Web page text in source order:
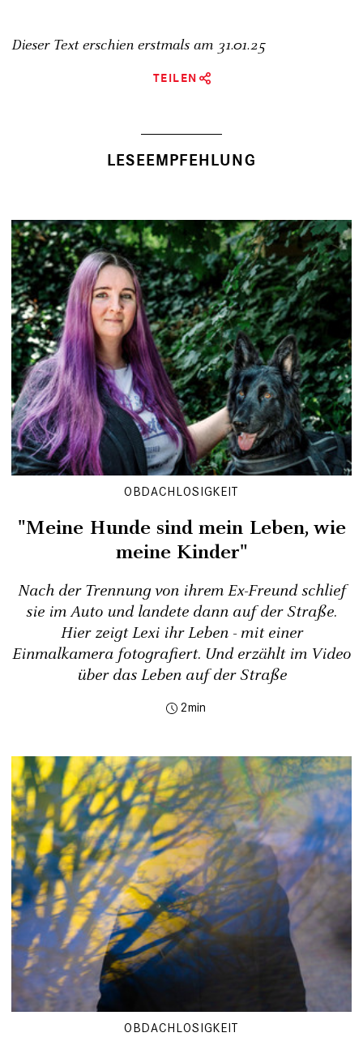
Dieser Text erschien erstmals am 31.01.25
TEILEN
LESEEMPFEHLUNG
OBDACHLOSIGKEIT
"Meine Hunde sind mein Leben, wie
meine Kinder"
Nach der Trennung von ihrem Ex-Freund schlief
sie im Auto und landete dann auf der Straße.
Hier zeigt Lexi ihr Leben - mit einer
Einmalkamera fotografiert. Und erzählt im Video
über das Leben auf der Straße
2
OBDACHLOSIGKEIT